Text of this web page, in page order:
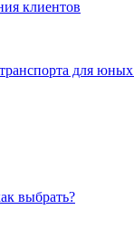
клиентов
для
выбрать?